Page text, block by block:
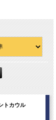
トカウル